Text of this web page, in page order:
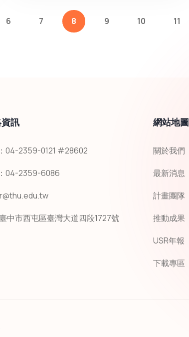
6 7 8 9 10 11
訊
04-2359-0121 #28602
04-2359-6086
中市西屯區臺灣大道四段1727號
網站地圖
關於我們
最新消息
計畫團隊
推動成果
USR年報
下載專區